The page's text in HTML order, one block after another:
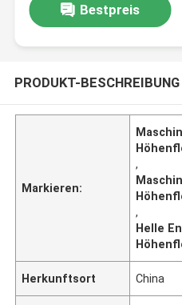
Bestpreis
PRODUKT-BESCHREIBUNG
Markieren:
,
,
Helle
Herkunftsort China